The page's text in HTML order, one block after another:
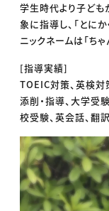
学生時代より子ど
象に指導し、「とに
ニックネームは「ちゃ
[指導実績]
TOEIC対策、英検対
添削・指導、大学受
校受験、英会話、翻